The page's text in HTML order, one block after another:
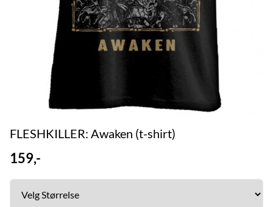
FLESHKILLER: Awaken (t-shirt)
159,-